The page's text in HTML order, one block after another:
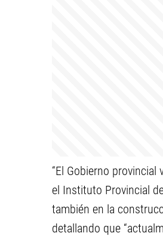
“El Gobierno provincial
el Instituto Provincial
también en la
detallando que